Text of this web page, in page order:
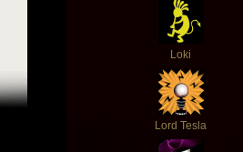
Loki
Lord Tesla